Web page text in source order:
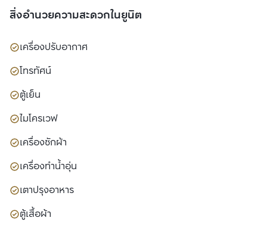
สิ่งอำนวยความสะดวกในยูนิต
เครื่องปรับอากาศ
โทรทัศน์
ตู้เย็น
ไมโครเวฟ
เครื่องซักผ้า
เครื่องทำน้ำอุ่น
เตาปรุงอาหาร
ตู้เสื้อผ้า